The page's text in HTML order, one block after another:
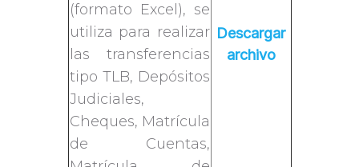
(formato Excel), se
utiliza para realizar
las transferencias
tipo TLB, Depósitos
Judiciales,
Cheques, Matrícula
de Cuentas,
Descargar
archivo